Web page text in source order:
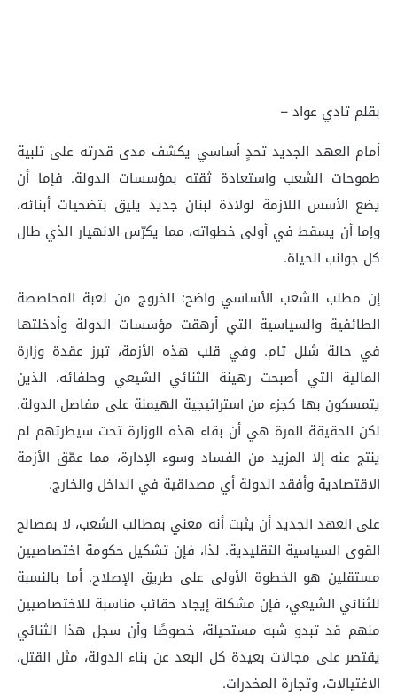
بقلم تادي عواد –
أمام العهد الجديد تحدٍ أساسي يكشف مدى قدرته على تلبية
طموحات الشعب واستعادة ثقته بمؤسسات الدولة. فإما أن
يضع الأسس اللازمة لولادة لبنان جديد يليق بتضحيات أبنائه،
وإما أن يسقط في أولى خطواته، مما يكرّس الانهيار الذي طال
كل جوانب الحياة.
إن مطلب الشعب الأساسي واضح: الخروج من لعبة المحاصصة
الطائفية والسياسية التي أرهقت مؤسسات الدولة وأدخلتها
في حالة شلل تام. وفي قلب هذه الأزمة، تبرز عقدة وزارة
المالية التي أصبحت رهينة الثنائي الشيعي وحلفائه، الذين
يتمسكون بها كجزء من استراتيجية الهيمنة على مفاصل الدولة.
لكن الحقيقة المرة هي أن بقاء هذه الوزارة تحت سيطرتهم لم
ينتج عنه إلا المزيد من الفساد وسوء الإدارة، مما عمّق الأزمة
الاقتصادية وأفقد الدولة أي مصداقية في الداخل والخارج.
على العهد الجديد أن يثبت أنه معني بمطالب الشعب، لا بمصالح
القوى السياسية التقليدية. لذا، فإن تشكيل حكومة اختصاصيين
مستقلين هو الخطوة الأولى على طريق الإصلاح. أما بالنسبة
للثنائي الشيعي، فإن مشكلة إيجاد حقائب مناسبة للاختصاصيين
منهم قد تبدو شبه مستحيلة، خصوصًا وأن سجل هذا الثنائي
يقتصر على مجالات بعيدة كل البعد عن بناء الدولة، مثل القتل،
الاغتيالات، وتجارة المخدرات.